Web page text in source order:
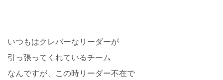
いつもはクレバーなリーダーが
引っ張ってくれているチーム
なんですが、この時リーダー不在で